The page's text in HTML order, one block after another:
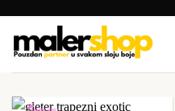
content